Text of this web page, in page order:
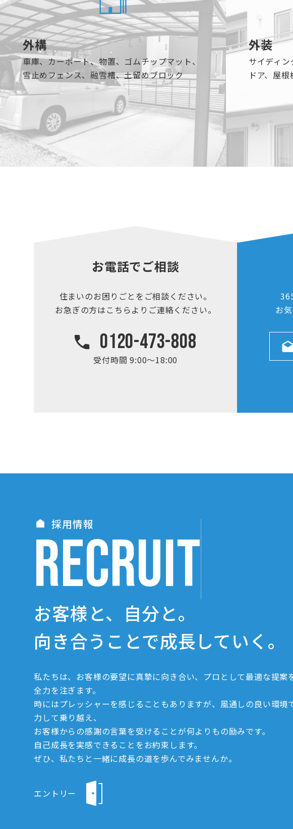
外構
車庫、カーポート、物置、ゴムチップマット、
雪止めフェンス、融雪槽、土留めブロック
外装
サイディ
ドア、屋
お電話でご相談
住まいのお困りごとを ご相談ください。
お急ぎの方はこちらより ご連絡ください。
0120-473-808
受付時間 9:00～18:00
お
採用情報
RECRUIT
お客様と、自分と。
向き合うことで成長していく。
私たちは、お客様の要望に真摯に向き合い、プロとして最適な提案
全力を注ぎます。
時にはプレッシャーを感じることもありますが、風通しの良い環境
力して乗り越え、
お客様からの感謝の言葉を受けることが何よりもの励みです。
自己成長を実感できることをお約束します。
ぜひ、私たちと一緒に成長の道を歩んでみませんか。
エントリー